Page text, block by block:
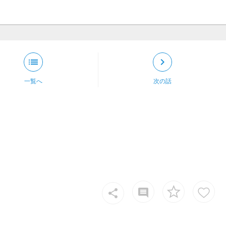
list
一覧へ
keyboard_arrow_right
次の話
share insert_comment